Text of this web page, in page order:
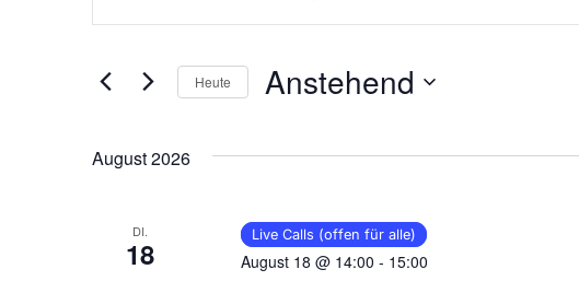
Suche
und
Ansichten,
Navigation
Suche
Schlüsselwort.
Heute Anstehend
August 2026
DI.
18
Live Calls (offen für alle)
August 18 @ 14:00 - 15:00